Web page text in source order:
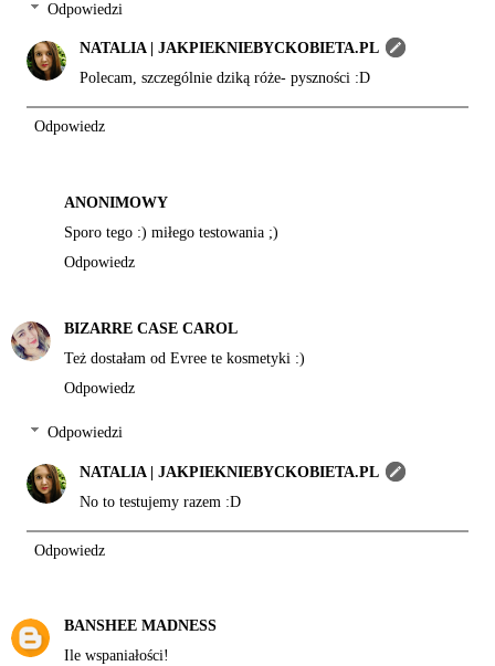
Odpowiedzi
NATALIA | JAKPIEKNIEBYCKOBIETA.PL
Polecam, szczególnie dziką róże- pyszności :D
Odpowiedz
ANONIMOWY
Sporo tego :) miłego testowania ;)
Odpowiedz
BIZARRE CASE CAROL
Też dostałam od Evree te kosmetyki :)
Odpowiedz
Odpowiedzi
NATALIA | JAKPIEKNIEBYCKOBIETA.PL
No to testujemy razem :D
Odpowiedz
BANSHEE MADNESS
Ile wspaniałości!